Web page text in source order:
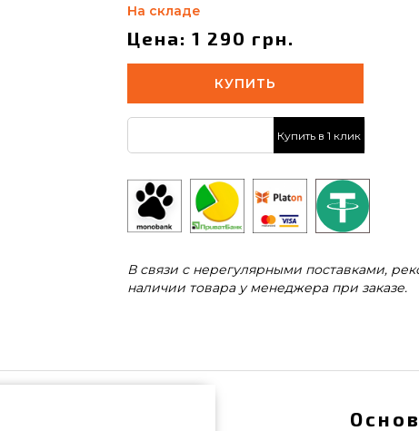
На складе
Цена: 1 290 грн.
КУПИТЬ
Купить в 1 клик
В связи с нерегулярными поставками,
наличии товара у менеджера при заказе.